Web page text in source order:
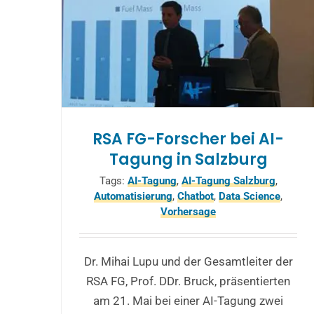
RSA FG-Forscher bei AI-
Tagung in Salzburg
Tags: AI-Tagung, AI-Tagung Salzburg,
Automatisierung,Chatbot,Data Science,
Vorhersage
Dr. Mihai Lupu und der Gesamtleiter der
RSA FG, Prof. DDr. Bruck, präsentierten
am 21. Mai bei einer AI-Tagung zwei